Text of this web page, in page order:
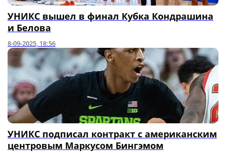
УНИКС вышел в финал Кубка Кондрашина
и Белова
8-09-2025, 18:56
УНИКС подписал контракт с американским
центровым Маркусом Бингэмом